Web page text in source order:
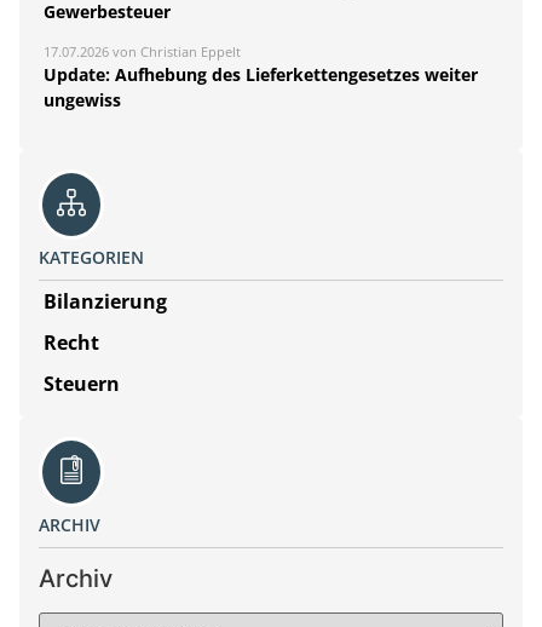
Gewerbesteuer
17.07.2026 von Christian Eppelt
Update: Aufhebung des Lieferkettengesetzes weiter
ungewiss
KATEGORIEN
Bilanzierung
Recht
Steuern
ARCHIV
Archiv